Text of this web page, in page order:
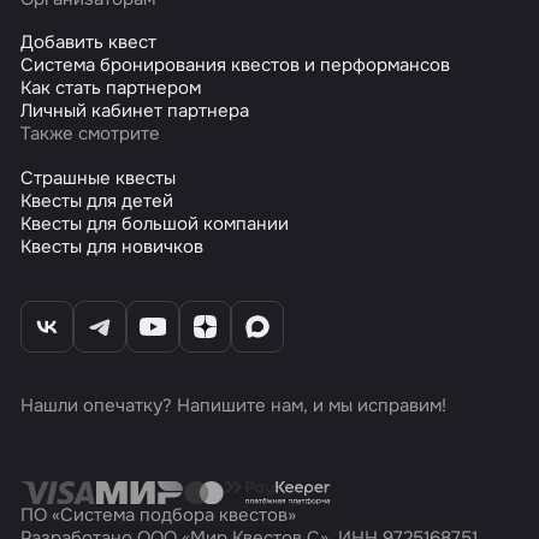
Добавить квест
Система бронирования квестов и перформансов
Как стать партнером
Личный кабинет партнера
Также смотрите
Страшные квесты
Квесты для детей
Квесты для большой компании
Квесты для новичков
Нашли опечатку? Напишите нам, и мы исправим!
ПО «Система подбора квестов»